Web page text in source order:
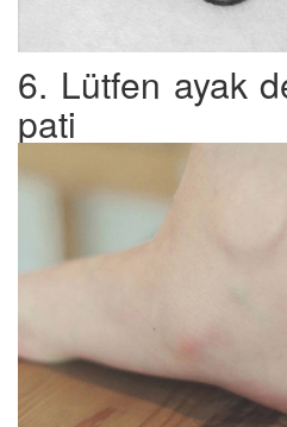
6. Lütfen ayak
pati